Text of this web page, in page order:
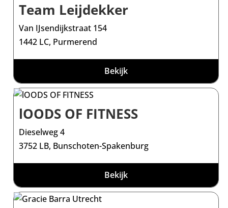
Team Leijdekker
Van IJsendijkstraat 154
1442 LC, Purmerend
Bekijk
lOODS OF FITNESS
Dieselweg 4
3752 LB, Bunschoten-Spakenburg
Bekijk